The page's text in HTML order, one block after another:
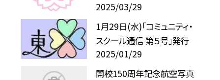
2025/03/29
1月29日(水)「コミュニティ・
スクール通信 第５号」発行
2025/01/29
開校150周年記念航空写真